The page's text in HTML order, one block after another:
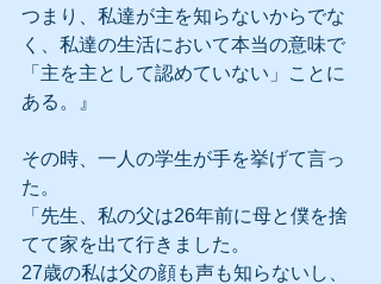
つまり、私達が主を知らないからでな
く、私達の生活において本当の意味で
「主を主として認めていない」ことに
ある。』
その時、一人の学生が手を挙げて言っ
た。
「先生、私の父は26年前に母と僕を捨
てて家を出て行きました。
27歳の私は父の顔も声も知らないし、